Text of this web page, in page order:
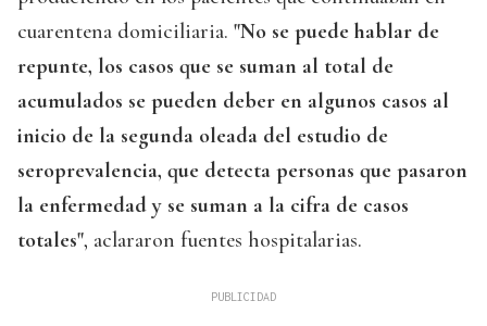
cuarentena domiciliaria. "No se puede hablar de
repunte, los casos que se suman al total de
acumulados se pueden deber en algunos casos al
inicio de la segunda oleada del estudio de
seroprevalencia, que detecta personas que pasaron
la enfermedad y se suman a la cifra de casos
totales", aclararon fuentes hospitalarias.